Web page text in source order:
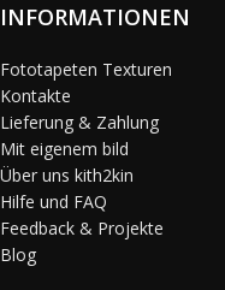
INFORMATIONEN
Fototapeten Texturen
Kontakte
Lieferung & Zahlung
Mit eigenem bild
Über uns kith2kin
Hilfe und FAQ
Feedback & Projekte
Blog